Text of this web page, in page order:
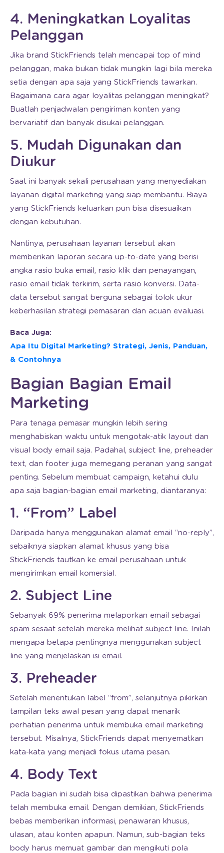
4. Meningkatkan Loyalitas
Pelanggan
Jika brand StickFriends telah mencapai top of mind
pelanggan, maka bukan tidak mungkin lagi bila mereka
setia dengan apa saja yang StickFriends tawarkan.
Bagaimana cara agar loyalitas pelanggan meningkat?
Buatlah penjadwalan pengiriman konten yang
bervariatif dan banyak disukai pelanggan.
5. Mudah Digunakan dan
Diukur
Saat ini banyak sekali perusahaan yang menyediakan
layanan digital marketing yang siap membantu. Biaya
yang StickFriends keluarkan pun bisa disesuaikan
dengan kebutuhan.
Nantinya, perusahaan layanan tersebut akan
memberikan laporan secara up-to-date yang berisi
angka rasio buka email, rasio klik dan penayangan,
rasio email tidak terkirim, serta rasio konversi. Data-
data tersebut sangat berguna sebagai tolok ukur
keberhasilan strategi pemasaran dan acuan evaluasi.
Baca Juga:
Apa Itu Digital Marketing? Strategi, Jenis, Panduan,
& Contohnya
Bagian Bagian Email
Marketing
Para tenaga pemasar mungkin lebih sering
menghabiskan waktu untuk mengotak-atik layout dan
visual body email saja. Padahal, subject line, preheader
text, dan footer juga memegang peranan yang sangat
penting. Sebelum membuat campaign, ketahui dulu
apa saja bagian-bagian email marketing, diantaranya:
1. “From” Label
Daripada hanya menggunakan alamat email “no-reply”,
sebaiknya siapkan alamat khusus yang bisa
StickFriends tautkan ke email perusahaan untuk
mengirimkan email komersial.
2. Subject Line
Sebanyak 69% penerima melaporkan email sebagai
spam sesaat setelah mereka melihat subject line. Inilah
mengapa betapa pentingnya menggunakan subject
line yang menjelaskan isi email.
3. Preheader
Setelah menentukan label “from”, selanjutnya pikirkan
tampilan teks awal pesan yang dapat menarik
perhatian penerima untuk membuka email marketing
tersebut. Misalnya, StickFriends dapat menyematkan
kata-kata yang menjadi fokus utama pesan.
4. Body Text
Pada bagian ini sudah bisa dipastikan bahwa penerima
telah membuka email. Dengan demikian, StickFriends
bebas memberikan informasi, penawaran khusus,
ulasan, atau konten apapun. Namun, sub-bagian teks
body harus memuat gambar dan mengikuti pola